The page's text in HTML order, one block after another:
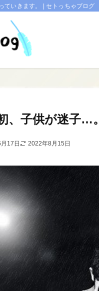
ていきます。 | セトっちゃブログ
、子供が迷子…。
17日 2022年8月15日